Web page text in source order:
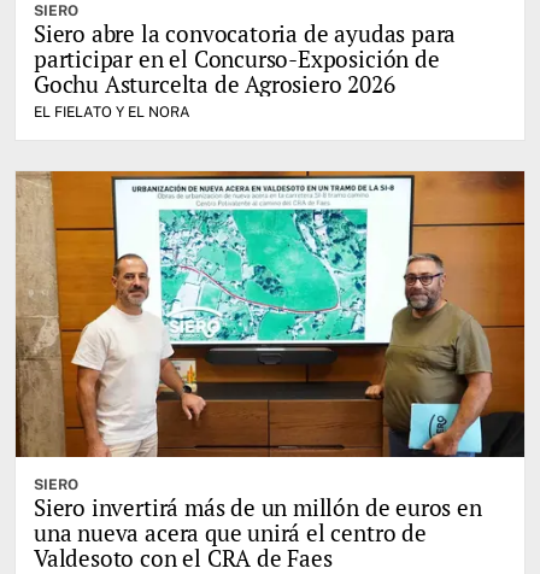
SIERO
Siero abre la convocatoria de ayudas para
participar en el Concurso-Exposición de
Gochu Asturcelta de Agrosiero 2026
EL FIELATO Y EL NORA
SIERO
Siero invertirá más de un millón de euros en
una nueva acera que unirá el centro de
Valdesoto con el CRA de Faes